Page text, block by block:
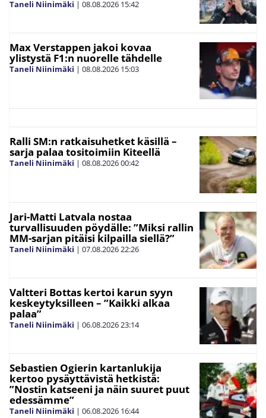
Taneli Niinimäki | 08.08.2026 15:42
Max Verstappen jakoi kovaa
ylistystä F1:n nuorelle tähdelle
Taneli Niinimäki | 08.08.2026 15:03
Ralli SM:n ratkaisuhetket käsillä –
sarja palaa tositoimiin Kiteellä
Taneli Niinimäki | 08.08.202600:42
Jari-Matti Latvala nostaa
turvallisuuden pöydälle: ”Miksi rallin
MM-sarjan pitäisi kilpailla siellä?”
Taneli Niinimäki | 07.08.202622:26
Valtteri Bottas kertoi karun syyn
keskeytyksilleen – ”Kaikki alkaa
palaa”
Taneli Niinimäki | 06.08.202623:14
Sebastien Ogierin kartanlukija
kertoo pysäyttävistä hetkistä:
”Nostin katseeni ja näin suuret puut
edessämme”
Taneli Niinimäki | 06.08.2026 16:44